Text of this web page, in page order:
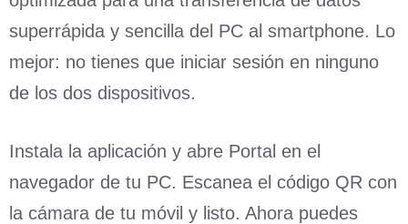
superrápida y sencilla del PC al smartphone. Lo
mejor: no tienes que iniciar sesión en ninguno
de los dos dispositivos.
Instala la aplicación y abre Portal en el
navegador de tu PC. Escanea el código QR con
la cámara de tu móvil y listo. Ahora puedes